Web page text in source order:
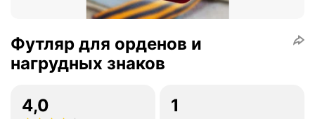
Футляр для орденов и
нагрудных знаков
4,0 1